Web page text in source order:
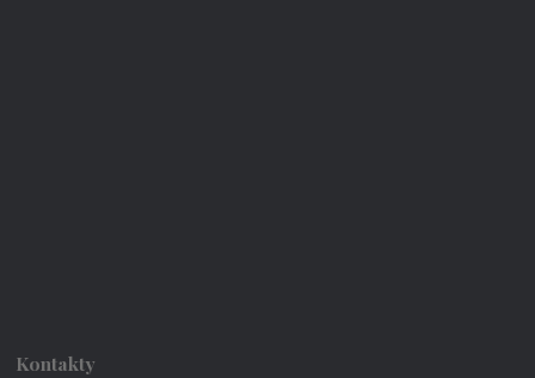
Kontakty